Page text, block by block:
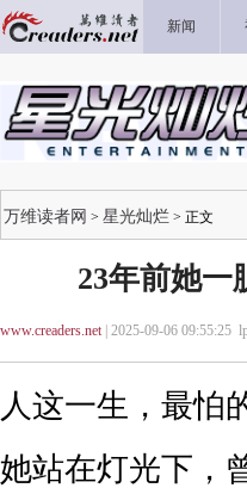
新闻
万维读者网 > 星光灿烂 > 正文
23年前她一
www.creaders.net| 2025-09-06 09:55:25
人这一生，最怕
她站在灯光下，